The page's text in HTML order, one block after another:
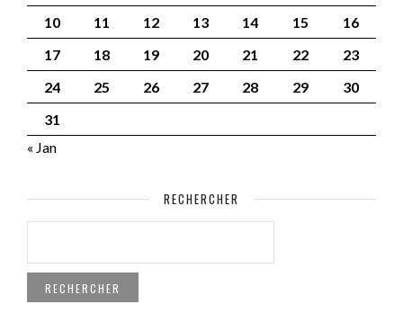
10
11 12 13 14 15
16
17
18 19 20 21 22
23
24
25 26 27 28 29
30
31
« Jan
RECHERCHER